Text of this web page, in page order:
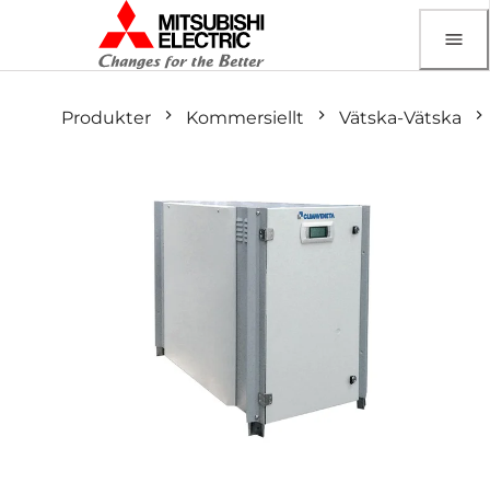
Produkter Kommersiellt Vätska-Vätska